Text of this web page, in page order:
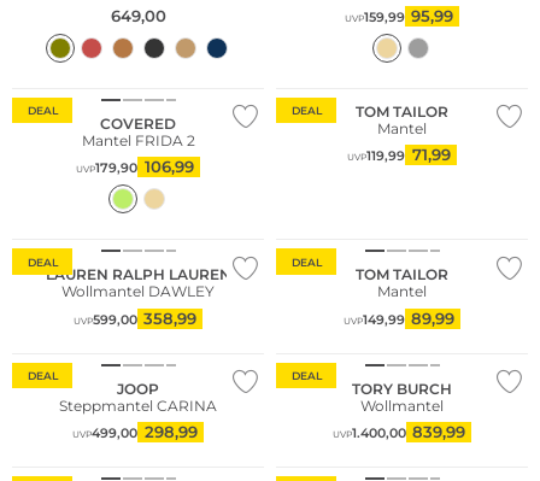
649,00 UVP159,99 95,99
DEAL
COVERED
Mantel FRIDA 2
UVP179,90 106,99
DEAL
TOM TAILOR
Mantel
UVP119,99 71,99
DEAL
LAUREN RALPH LAUREN
Wollmantel DAWLEY
UVP599,00 358,99
DEAL
TOM TAILOR
Mantel
UVP149,99 89,99
DEAL
JOOP
Steppmantel CARINA
UVP499,00 298,99
DEAL
TORY BURCH
Wollmantel
UVP1.400,00 839,99